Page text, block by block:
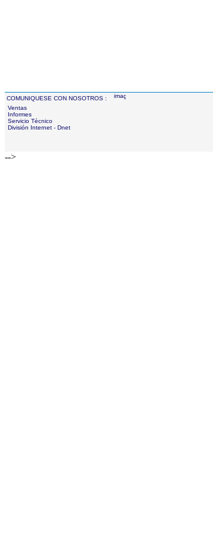
COMUNIQUESE CON NOSOTROS :
Ventas
Informes
Servicio Técnico
División Internet - Dnet
-->